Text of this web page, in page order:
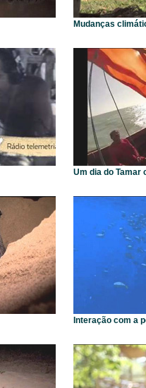
Mudanças
Um dia do Tamar
Interação com a